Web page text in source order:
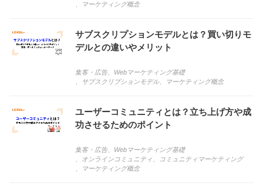
マーケティング概念
サブスクリプションモデルとは？買い切りモ
デルとの違いやメリット
集客・広告、 Webマーケティング基礎
サブスクリプションモデル、 マーケティング概念
ユーザーコミュニティとは？立ち上げ方や成
功させるためのポイント
集客・広告、 Webマーケティング基礎
オンラインコミュニティ
コミュニティマーケティング
マーケティング概念